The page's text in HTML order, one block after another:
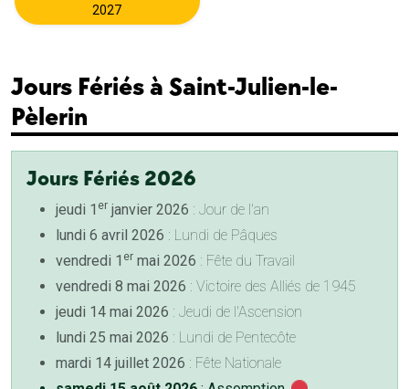
2027
Jours Fériés à Saint-Julien-le-
Pèlerin
Jours Fériés 2026
jeudi 1 er janvier 2026 : Jour de l'an
lundi 6 avril 2026 : Lundi de Pâques
vendredi 1 er mai 2026 : Fête du Travail
vendredi 8 mai 2026 : Victoire des Alliés de 1945
jeudi 14 mai 2026 : Jeudi de l'Ascension
lundi 25 mai 2026 : Lundi de Pentecôte
mardi 14 juillet 2026 : Fête Nationale